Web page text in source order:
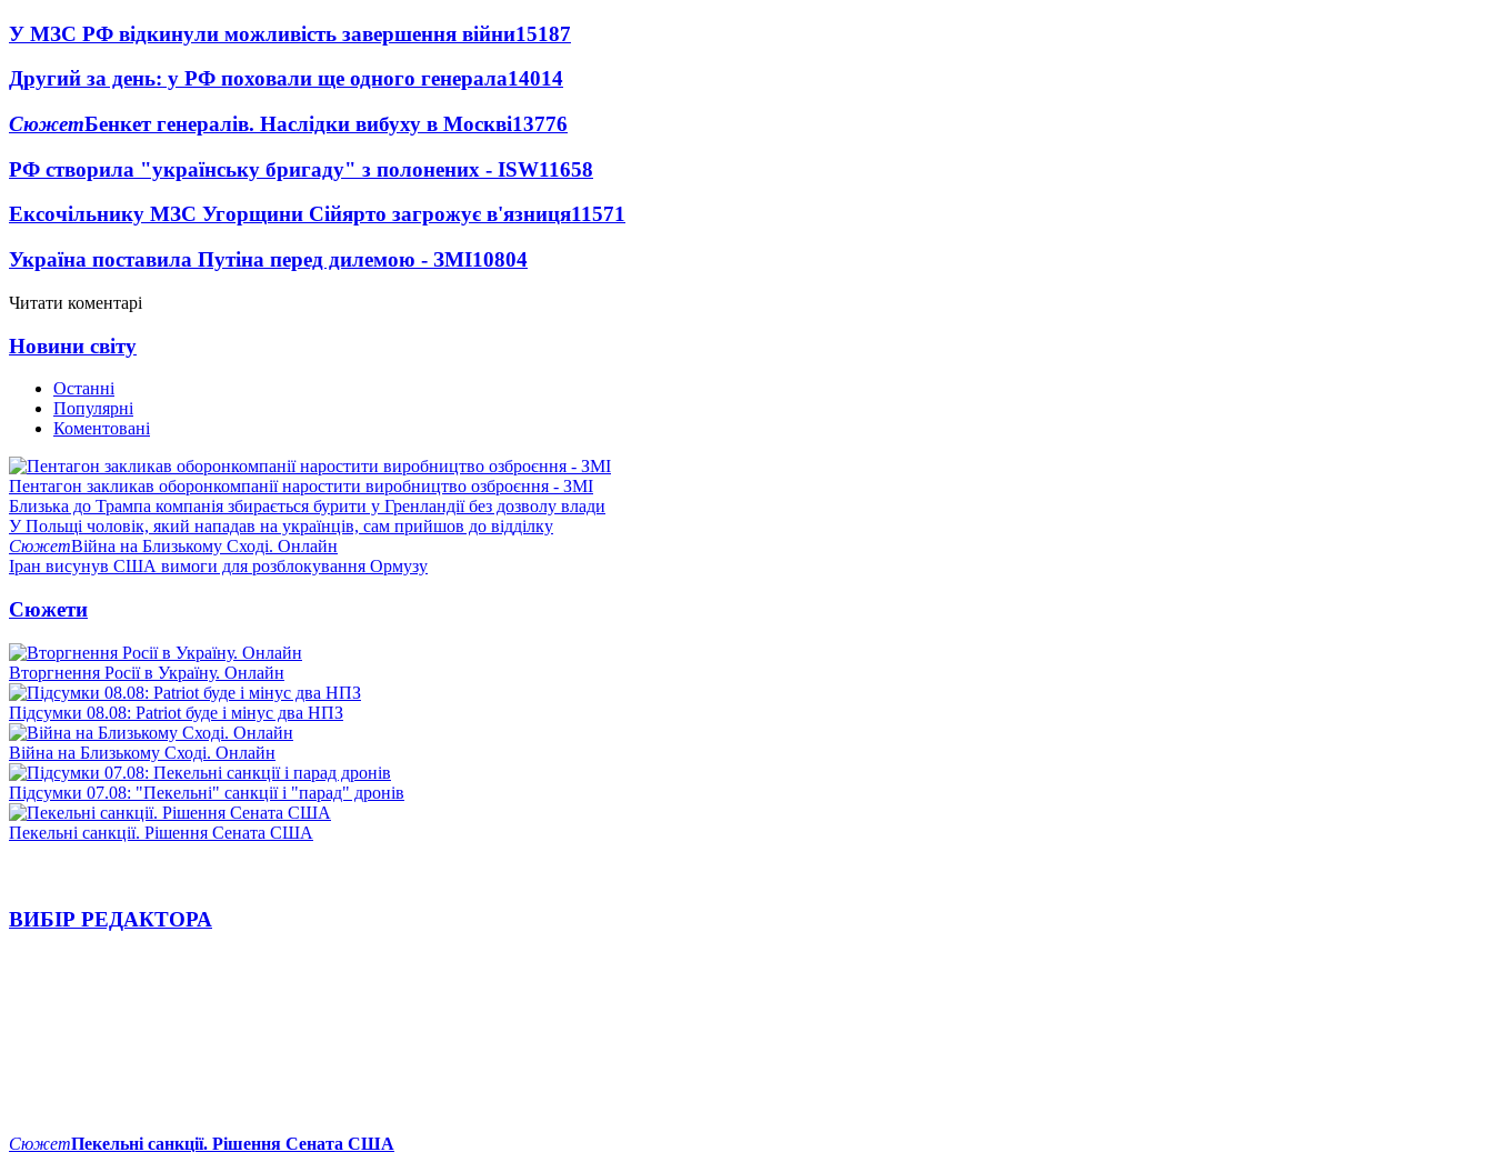
У МЗС РФ відкинули можливість завершення війни15187
Другий за день: у РФ поховали ще одного генерала14014
СюжетБенкет генералів. Наслідки вибуху в Москві13776
РФ створила "українську бригаду" з полонених - ISW11658
Ексочільнику МЗС Угорщини Сійярто загрожує в'язниця11571
Україна поставила Путіна перед дилемою - ЗМІ10804
Читати коментарі
Новини світу
Останні
Популярні
Коментовані
Пентагон закликав оборонкомпанії наростити виробництво озброєння - ЗМІ
Близька до Трампа компанія збирається бурити у Гренландії без дозволу влади
У Польщі чоловік, який нападав на українців, сам прийшов до відділку
СюжетВійна на Близькому Сході. Онлайн
Іран висунув США вимоги для розблокування Ормузу
Сюжети
Вторгнення Росії в Україну. Онлайн
Підсумки 08.08: Patriot буде і мінус два НПЗ
Війна на Близькому Сході. Онлайн
Підсумки 07.08: "Пекельні" санкції і "парад" дронів
Пекельні санкції. Рішення Сената США
ВИБІР РЕДАКТОРА
СюжетПекельні санкції. Рішення Сената США